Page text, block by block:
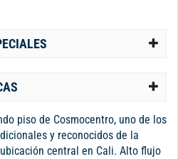
piso de Cosmocentro, uno de los
y reconocidos de la
central en Cali. Alto flujo